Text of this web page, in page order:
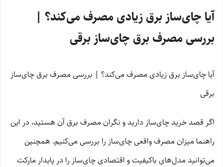
آیا چای‌ساز برق زیادی مصرف می‌کند؟ |
بررسی مصرف برق چای‌ساز برقی
آیا چای‌ساز برق زیادی مصرف می‌کند؟ | بررسی مصرف برق چای‌ساز
برقی
اگر قصد خرید چای‌ساز دارید و نگران مصرف برق آن هستید، در این
راهنما میزان مصرف واقعی چای‌ساز را بررسی می‌کنیم. همچنین
می‌توانید مدل‌های باکیفیت و اقتصادی چای‌ساز را در پایدار مارکت